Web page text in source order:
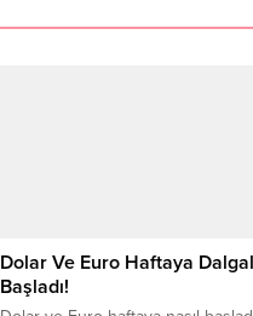
Dolar Ve Euro Haftaya
Başladı!